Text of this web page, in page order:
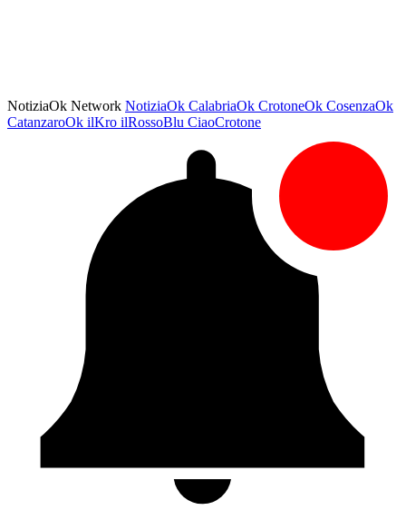
NotiziaOk Network NotiziaOk CalabriaOk CrotoneOk CosenzaOk
CatanzaroOk ilKro ilRossoBlu CiaoCrotone